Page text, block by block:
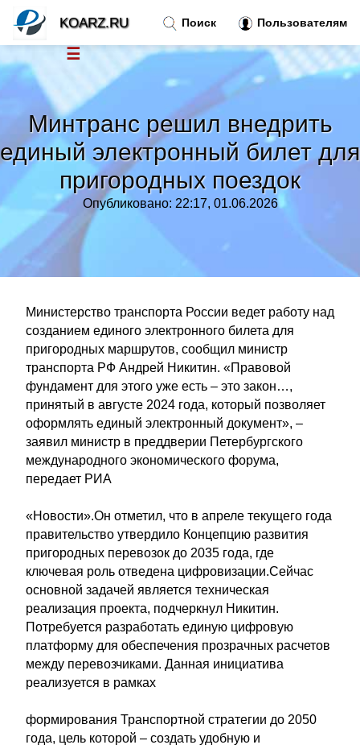
Минтранс решил внедрить
единый электронный билет для
пригородных поездок
Опубликовано: 22:17, 01.06.2026
Министерство транспорта России ведет работу над
созданием единого электронного билета для
пригородных маршрутов, сообщил министр
транспорта РФ Андрей Никитин. «Правовой
фундамент для этого уже есть – это закон…,
принятый в августе 2024 года, который позволяет
оформлять единый электронный документ», –
заявил министр в преддверии Петербургского
международного экономического форума,
передает РИА
«Новости».Он отметил, что в апреле текущего года
правительство утвердило Концепцию развития
пригородных перевозок до 2035 года, где
ключевая роль отведена цифровизации.Сейчас
основной задачей является техническая
реализация проекта, подчеркнул Никитин.
Потребуется разработать единую цифровую
платформу для обеспечения прозрачных расчетов
между перевозчиками. Данная инициатива
реализуется в рамках
формирования Транспортной стратегии до 2050
года, цель которой – создать удобную и
Поиск Пользователям
KOARZ.RU
☰
Новости
Тренды новостей»
Рубрики»
Правила »
Контакт»